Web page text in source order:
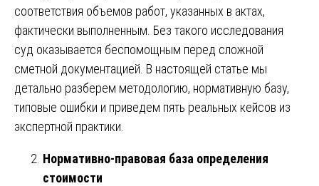
соответствия объемов работ, указанных в актах,
фактически выполненным. Без такого исследования
суд оказывается беспомощным перед сложной
сметной документацией. В настоящей статье мы
детально разберем методологию, нормативную базу,
типовые ошибки и приведем пять реальных кейсов из
экспертной практики.
Нормативно-правовая база определения
стоимости